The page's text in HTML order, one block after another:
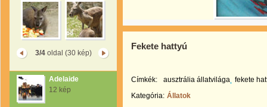
3/4oldal (30 kép)
Adelaide
12 kép
Fekete hattyú
Címkék: ausztrália állatvilága fekete
Kategória: Állatok